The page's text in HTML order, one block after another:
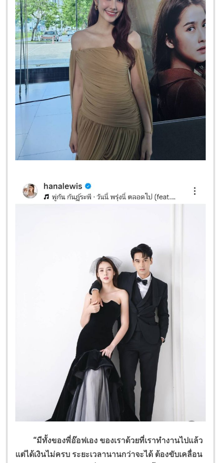
“มีทั้งของพี่อ๊อฟเอง ของเราด้วยที่เราทำงานไปแล้ว
แต่ได้เงินไม่ครบ ระยะเวลานานกว่าจะได้ ต้องขับเคลื่อน